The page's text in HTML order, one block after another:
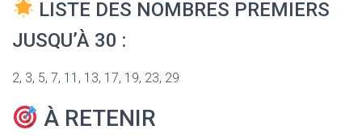
LISTE DES NOMBRES PREMIERS
JUSQU’À 30 :
2, 3, 5, 7, 11, 13, 17, 19, 23, 29
À RETENIR